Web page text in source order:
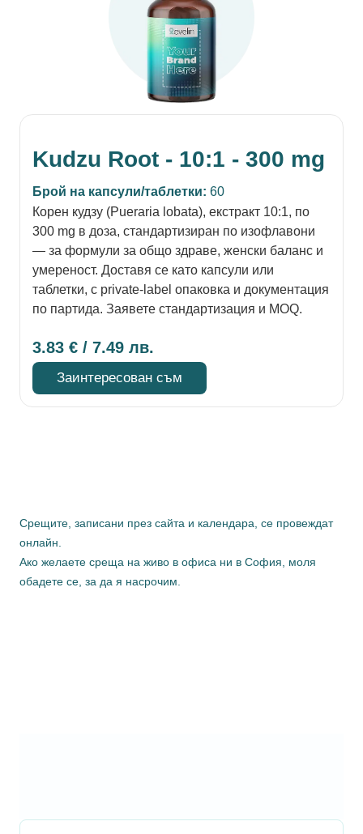
Kudzu Root - 10:1 - 300 mg
Брой на капсули/таблетки: 60
Корен кудзу (Pueraria lobata), екстракт 10:1, по
300 mg в доза, стандартизиран по изофлавони
— за формули за общо здраве, женски баланс и
умереност. Доставя се като капсули или
таблетки, с private-label опаковка и документация
по партида. Заявете стандартизация и MOQ.
3.83 € / 7.49 лв.
Заинтересован съм
Срещите, записани през сайта и календара, се провеждат
онлайн.
Ако желаете среща на живо в офиса ни в София, моля
обадете се, за да я насрочим.